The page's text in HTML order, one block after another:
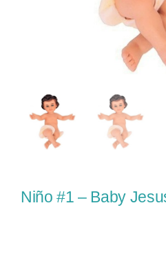
Niño #1 – Baby